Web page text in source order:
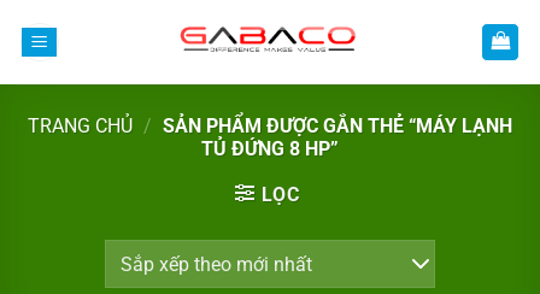
TRANG CHỦ / SẢN PHẨM ĐƯỢC GẮN THẺ “MÁY LẠNH
TỦ ĐỨNG 8 HP”
LỌC